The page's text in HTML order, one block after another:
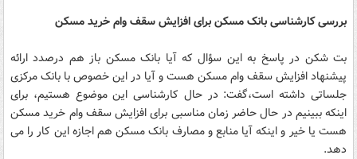
بررسی کارشناسی بانک مسکن برای افزایش سقف وام خرید مسکن
بت شکن در پاسخ به این سؤال که آیا بانک مسکن باز هم درصدد ارائه
پیشنهاد افزایش سقف وام مسکن هست و آیا در این خصوص با بانک مرکزی
جلساتی داشته‌ است،گفت: در حال کارشناسی این موضوع هستیم، برای
اینکه ببینیم در حال حاضر زمان مناسبی برای افزایش سقف وام خرید مسکن
هست یا خیر و اینکه آیا منابع و مصارف بانک مسکن هم اجازه این کار را می
دهد.